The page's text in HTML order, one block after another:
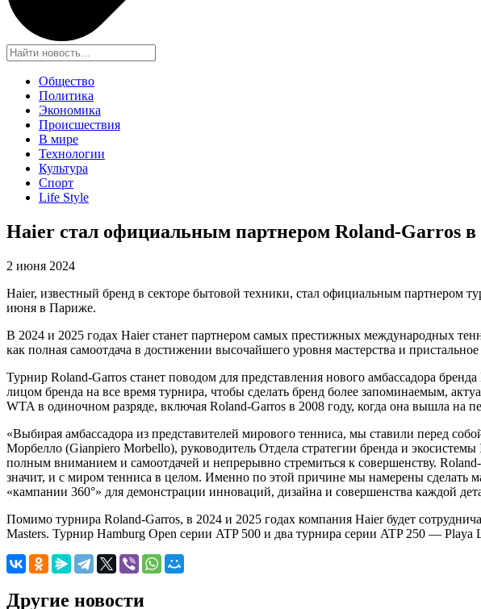
Общество
Политика
Экономика
Происшествия
В мире
Технологии
Культура
Спорт
Life Style
Haier стал официальным партнером Roland-Garros
2 июня 2024
Haier, известный бренд в секторе бытовой техники, стал официальным партнером
июня в Париже.
В 2024 и 2025 годах Haier станет партнером самых престижных международных
как полная самоотдача в достижении высочайшего уровня мастерства и
Турнир Roland-Garros станет поводом для представления нового амбассадора
лицом бренда на все время турнира, чтобы сделать бренд более запоминаемым,
WTA в одиночном разряде, включая Roland-Garros в 2008 году, когда она вышла на
«Выбирая амбассадора из представителей мирового тенниса, мы ставили перед
Морбелло (Gianpiero Morbello), руководитель Отдела стратегии бренда и
полным вниманием и самоотдачей и непрерывно стремиться к совершенству.
значит, и с миром тенниса в целом. Именно по этой причине мы намерены сделать
«кампании 360°» для демонстрации инноваций, дизайна и совершенства каждой
Помимо турнира Roland-Garros, в 2024 и 2025 годах компания Haier будет
Masters. Турнир Hamburg Open серии ATP 500 и два турнира серии ATP 250 —
Другие новости